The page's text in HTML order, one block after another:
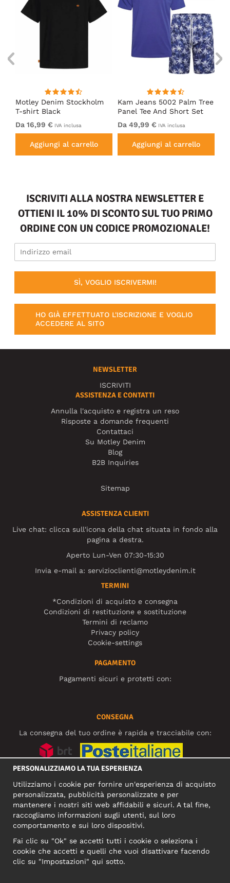
Motley Denim Stockholm
T-shirt Black
Da 16,99 € IVA inclusa
Aggiungi al carrello
Kam Jeans 5002 Palm Tree
Panel Tee And Short Set
Electric Blue
Da 49,99 € IVA inclusa
Aggiungi al carrello
ISCRIVITI ALLA NOSTRA NEWSLETTER E
OTTIENI IL 10% DI SCONTO SUL TUO PRIMO
ORDINE CON UN CODICE PROMOZIONALE!
SÌ, VOGLIO ISCRIVERMI!
HO GIÀ EFFETTUATO L'ISCRIZIONE E VOGLIO
ACCEDERE AL SITO
NEWSLETTER
ISCRIVITI
ASSISTENZA E CONTATTI
Annulla l'acquisto e registra un reso
Risposte a domande frequenti
Contattaci
Su Motley Denim
Blog
B2B Inquiries
Sitemap
ASSISTENZA CLIENTI
Live chat: clicca sull'icona della chat situata in fondo alla
pagina a destra.
Aperto Lun-Ven 07:30-15:30
Invia e-mail a: servizioclienti@motleydenim.it
TERMINI
*Condizioni di acquisto e consegna
Condizioni di restituzione e sostituzione
Termini di reclamo
Privacy policy
Cookie-settings
PAGAMENTO
Pagamenti sicuri e protetti con:
CONSEGNA
La consegna del tuo ordine è rapida e tracciabile con:
INDIRIZZO COMMERCIALE
Narva mnt 5, EE-10117 Tallinn
Reg: 12356245
PERSONALIZZIAMO LA TUA ESPERIENZA
Utilizziamo i cookie per fornire un'esperienza di acquisto
personalizzata, pubblicità personalizzate e per
mantenere i nostri siti web affidabili e sicuri. A tal fine,
raccogliamo informazioni sugli utenti, sul loro
comportamento e sui loro dispositivi.
Fai clic su "Ok" se accetti tutti i cookie o seleziona i
cookie che accetti e quelli che vuoi disattivare facendo
clic su "Impostazioni" qui sotto.